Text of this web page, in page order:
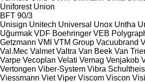
Uniforest Union
BFT 90/3
Unisign Unitech Universal Unox Untha
Uğurmak VDF Boehringer VEB
Getzmann VMI VTM Group Vacuubrand
Val.Mec Valmet Valtra Van Beek Van
Varpe Vecoplan Velati Vemag Venjakob
Vertongen Viber-System Vibra Schultheis
Viessmann Viet Viper Viscom Viscon